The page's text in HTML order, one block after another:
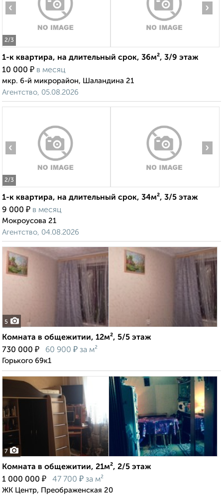
2/3
‹ ›
1-к квартира, на длительный срок, 36м², 3/9 этаж
10 000 ₽ в месяц
мкр. 6-й микрорайон, Шаландина 21
Агентство, 05.08.2026
2/3
‹ ›
1-к квартира, на длительный срок, 34м², 3/5 этаж
9 000 ₽ в месяц
Мокроусова 21
Агентство, 04.08.2026
5
Комната в общежитии, 12м², 5/5 этаж
730 000 ₽ 60 900 ₽ за м²
Горького 69к1
7
Комната в общежитии, 21м², 2/5 этаж
1 000 000 ₽ 47 700 ₽ за м²
ЖК Центр, Преображенская 20